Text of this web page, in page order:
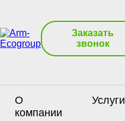
Заказать
звонок
О
компании
Услуги